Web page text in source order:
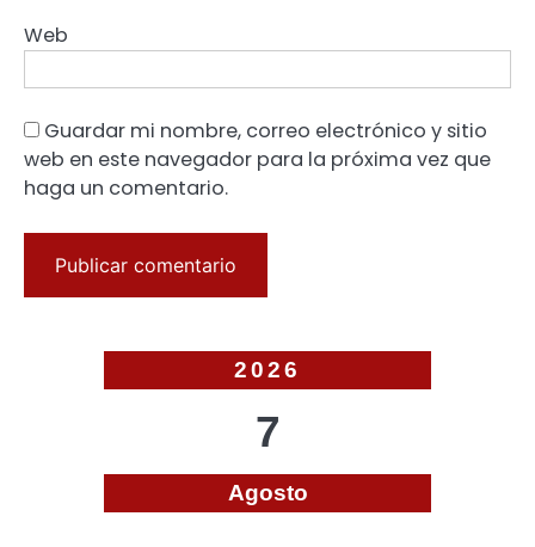
Web
Guardar mi nombre, correo electrónico y sitio
web en este navegador para la próxima vez que
haga un comentario.
2026
7
Agosto